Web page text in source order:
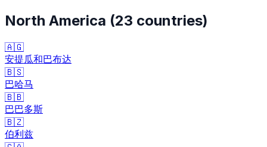
North America (23 countries)
🇦🇬
安提瓜和巴布达
🇧🇸
巴哈马
🇧🇧
巴巴多斯
🇧🇿
伯利兹